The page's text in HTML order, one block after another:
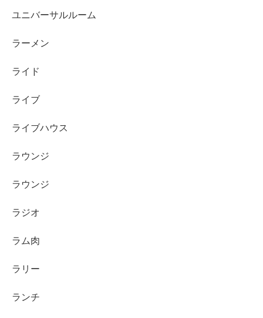
ユニバーサルルーム
ラーメン
ライド
ライブ
ライブハウス
ラウンジ
ラウンジ
ラジオ
ラム肉
ラリー
ランチ